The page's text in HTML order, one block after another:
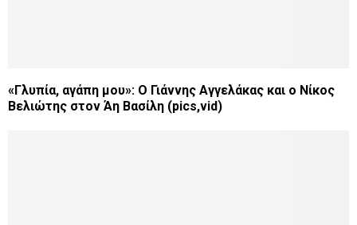
«Γλυπία, αγάπη μου»: Ο Γιάννης Αγγελάκας και ο Νίκος
Βελιώτης στον Άη Βασίλη (pics,vid)